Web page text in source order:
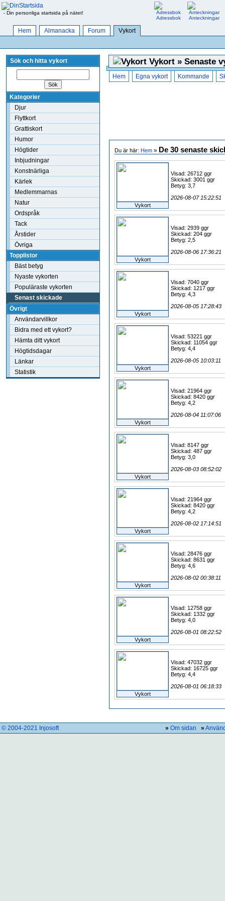
- Din personliga startsida på nätet!
Adressbok
Anteckningar
Hem Almanacka Forum Vykort
Sök och hitta vykort
Kategorier
Djur
Flyttkort
Grattiskort
Humor
Högtider
Inbjudningar
Konstnärliga
Kärlek
Medlemmarnas
Natur
Ordspråk
Tack
Årstider
Övriga
Topplistor
Bäst betyg
Nyaste vykorten
Populäraste vykorten
Senast skickade
Övrigt
Användarvillkor
Bidra med ett vykort?
Hämta ditt vykort
Högtidsdagar
Länkar
Statistik
Vykort » Senaste
Hem Egna vykort Kommande
Du är här: Hem » De 30 senaste
Vykort
Visad: 26712 ggr
Skickad: 3001 ggr
Betyg: 3,7
2026-08-07 15:22:51
Vykort
Visad: 2939 ggr
Skickad: 204 ggr
Betyg: 2,5
2026-08-06 17:36:21
Vykort
Visad: 7040 ggr
Skickad: 1217 ggr
Betyg: 4,3
2026-08-05 17:28:43
Vykort
Visad: 53221 ggr
Skickad: 11054 ggr
Betyg: 4,4
2026-08-05 10:03:11
Vykort
Visad: 21964 ggr
Skickad: 8420 ggr
Betyg: 4,2
2026-08-04 11:07:06
Vykort
Visad: 8147 ggr
Skickad: 487 ggr
Betyg: 3,0
2026-08-03 08:52:02
Vykort
Visad: 21964 ggr
Skickad: 8420 ggr
Betyg: 4,2
2026-08-02 17:14:51
Vykort
Visad: 28476 ggr
Skickad: 8631 ggr
Betyg: 4,6
2026-08-02 00:38:11
Vykort
Visad: 12758 ggr
Skickad: 1332 ggr
Betyg: 4,0
2026-08-01 08:22:52
Vykort
Visad: 47032 ggr
Skickad: 16725 ggr
Betyg: 4,4
2026-08-01 06:18:33
© 2004-2021 Injosoft » Om sidan »